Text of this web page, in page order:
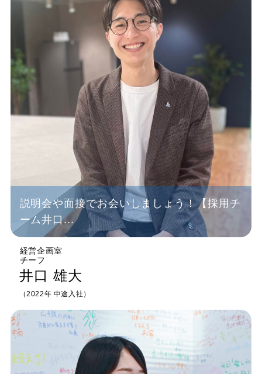
説明会や面接でお会いしましょう！【採用チ
ーム井口...
経営企画室
チーフ
井口 雄大
（2022年 中途入社）